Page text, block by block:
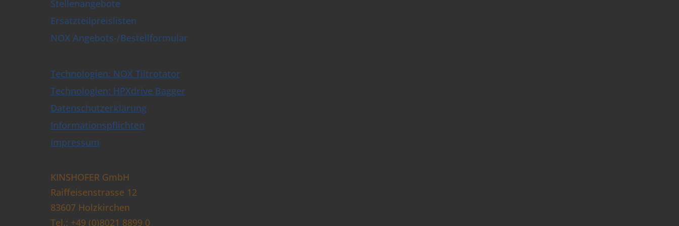
& Schwellengreifer
& Steuerungen
& Löffel
mit HPXdrive
mit liegendem Zylinder
mit stehendem Zylinder
mit Wechselschalen
Stellenangebote
Ersatzteilpreislisten
NOX Angebots-/Bestellformular
Technologien: NOX Tiltrotator
Technologien: HPXdrive Bagger
Datenschutzerklärung
Informationspflichten
Impressum
KINSHOFER GmbH
Raiffeisenstrasse 12
83607 Holzkirchen
Tel.: +49 (0)8021 8899 0